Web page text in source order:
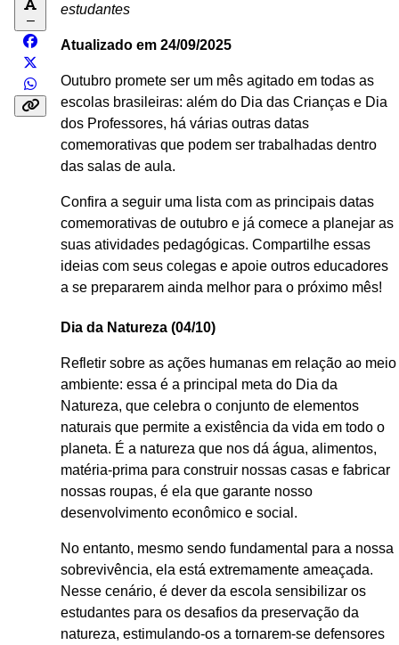
–
estudantes
Atualizado em 24/09/2025
Outubro promete ser um mês agitado em todas as
escolas brasileiras: além do Dia das Crianças e Dia
dos Professores, há várias outras datas
comemorativas que podem ser trabalhadas dentro
das salas de aula.
Confira a seguir uma lista com as principais datas
comemorativas de outubro e já comece a planejar as
suas atividades pedagógicas. Compartilhe essas
ideias com seus colegas e apoie outros educadores
a se prepararem ainda melhor para o próximo mês!
Dia da Natureza (04/10)
Refletir sobre as ações humanas em relação ao meio
ambiente: essa é a principal meta do Dia da
Natureza, que celebra o conjunto de elementos
naturais que permite a existência da vida em todo o
planeta. É a natureza que nos dá água, alimentos,
matéria-prima para construir nossas casas e fabricar
nossas roupas, é ela que garante nosso
desenvolvimento econômico e social.
No entanto, mesmo sendo fundamental para a nossa
sobrevivência, ela está extremamente ameaçada.
Nesse cenário, é dever da escola sensibilizar os
estudantes para os desafios da preservação da
natureza, estimulando-os a tornarem-se defensores